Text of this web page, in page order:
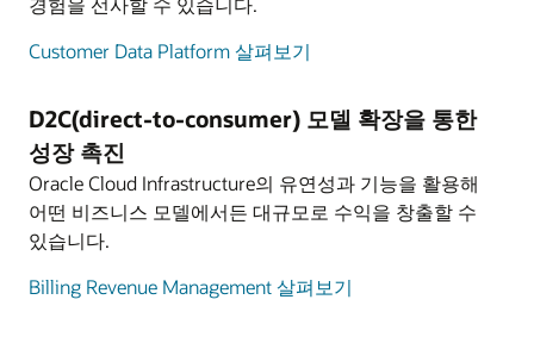
서비스 플랫폼을 구축합니다.
직원들의 작업 및 고객용 셀프서비스 옵션을
자동화하여 효율성을 향상시킵니다.
고객 서비스 요청을 중요도에 따라 재배분하여 고객
서비스 담당자 및 현장 서비스 직원이 중요한 작업에
집중할 수 있는 시간을 확보합니다.
IoT를 활용하여 상호 연결된 홈 플랫폼을 구축하고,
촉진하는 개인화되고, 업무 관련성이 높고, 매력적인
모던 사용자 인터페이스를 제공합니다. 예산 수립,
재무 예측, 재무 대시보드 생성을 포함한 다양한
기능들을 이용할 수 있습니다.
기업 전반의 재무적 상황을 파악하고, 데이터 기반
예측합니다.
창의성을 갖춘 인재들을 직접 유치할 수 있습니다.
강력한 모던 프로덕션 기능을 갖춘 AI 기반 자원 관리
도구를 통해 프로듀서의 역량을 강화하고, 예상치
못한 자원 관련 문제의 해결을 간소화합니다.
본인의 작업과 관련된 정보 및 관리 프로세스에
액세스할 수 있는 모바일 앱을 통해 크루 멤버들의
경험을 개선합니다.
간소화되고, 지원자와 직무 요건을 매칭시켜줌으로써
및 엔터테인먼트 기업이 고객들에게 제공하는
컨텐츠와 서비스의 품질은 전적으로 산하 인재들의
역량에 좌우되므로 최고의 인재 유치는 가장 중요한
과제입니다.
직원의 역량 개발에 투자하고, 생산성과 협업을
극대화해 주는 디지털 작업공간을 만들어 보세요.
Customer Data Platform 살펴보기
D2C(direct-to-consumer) 모델 확장을 통한
성장 촉진
Oracle Cloud Infrastructure의 유연성과 기능을 활용해
어떤 비즈니스 모델에서든 대규모로 수익을 창출할 수
있습니다.
Billing Revenue Management 살펴보기